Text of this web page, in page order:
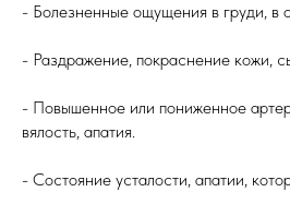
- Болезненные ощущения в груди, в
- Раздражение, покраснение кожи,
- Повышенное или пониженное
вялость, апатия.
- Состояние усталости, апатии,